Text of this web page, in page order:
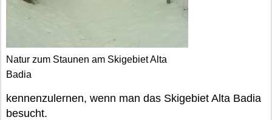
Natur zum Staunen am Skigebiet Alta
Badia
kennenzulernen, wenn man das Skigebiet Alta Badia
besucht.